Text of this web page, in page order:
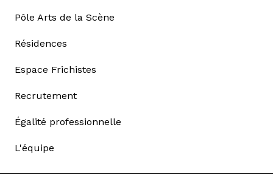
Pôle Arts de la Scène
Résidences
Espace Frichistes
Recrutement
Égalité professionnelle
L'équipe